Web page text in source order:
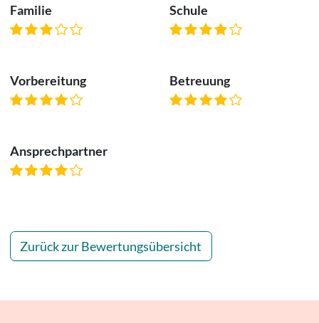
Familie Schule
Vorbereitung Betreuung
Ansprechpartner
Zurück zur Bewertungsübersicht